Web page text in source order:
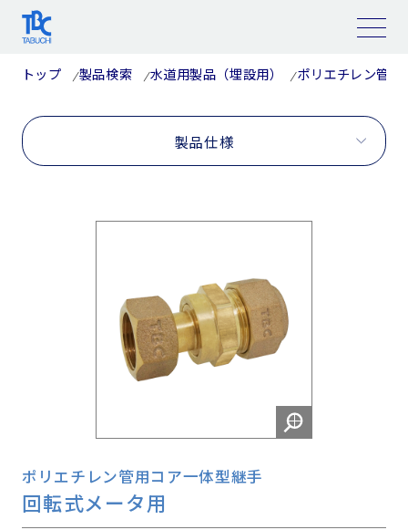
トップ 製品検索 水道用製品（埋設用） ポリエチレン管用
製品仕様
ポリエチレン管用コア一体型継手
回転式メータ用